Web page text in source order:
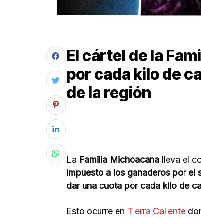
El cártel de la
por cada kilo de
de la región
La Familia Michoacana lleva el
impuesto a los ganaderos por el
dar una cuota por cada kilo de
Esto ocurre en Tierra Caliente